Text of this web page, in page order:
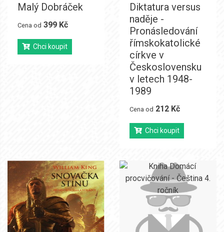
Malý Dobráček
Cena od 399 Kč
Chci koupit
Diktatura versus
naděje -
Pronásledování
římskokatolické
církve v
Československu
v letech 1948-
1989
Cena od 212 Kč
Chci koupit